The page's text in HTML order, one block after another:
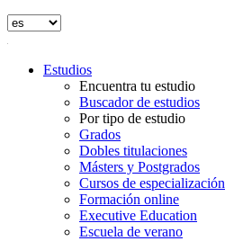
Estudios
Encuentra tu estudio
Buscador de estudios
Por tipo de estudio
Grados
Dobles titulaciones
Másters y Postgrados
Cursos de especialización
Formación online
Executive Education
Escuela de verano